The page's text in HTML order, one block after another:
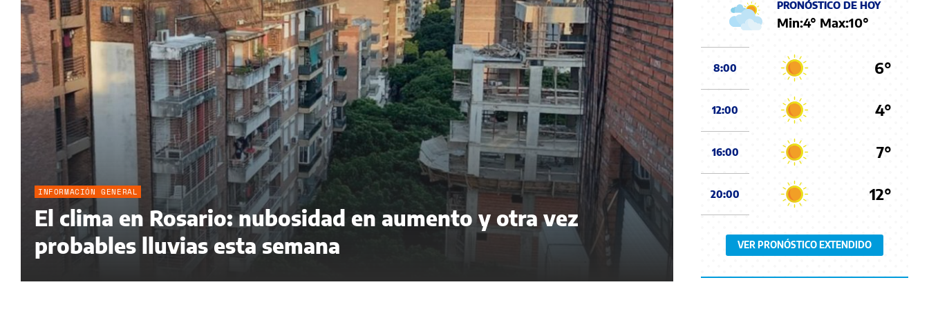
INFORMACIÓN GENERAL
El clima en Rosario: nubosidad en aumento y otra vez
probables lluvias esta semana
PRONÓSTICO DE HOY
Min:4° Max:10°
8:00 6°
12:00 4°
16:00 7°
20:00 12°
VER PRONÓSTICO EXTENDIDO